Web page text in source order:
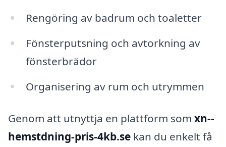
Rengöring av badrum och toaletter
Fönsterputsning och avtorkning av
fönsterbrädor
Organisering av rum och utrymmen
Genom att utnyttja en plattform som xn--
hemstdning-pris-4kb.se kan du enkelt få